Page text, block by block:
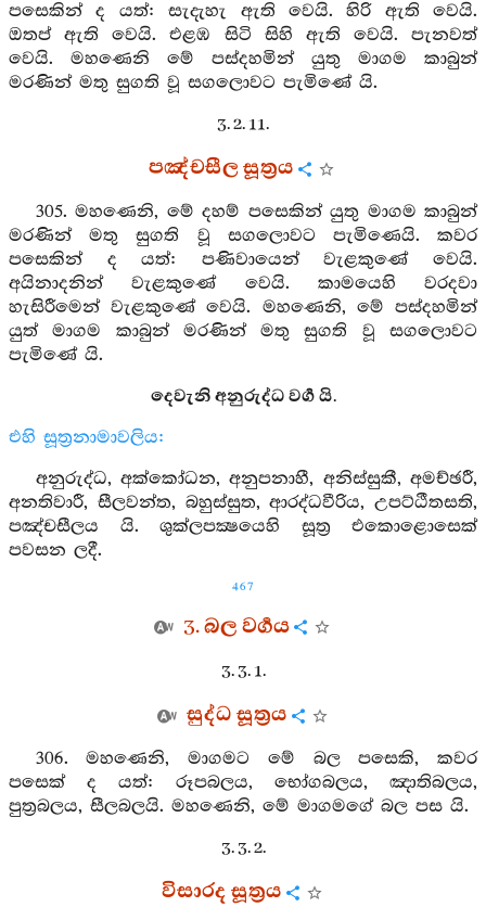
පසෙකින් ද යත්: සැදැහැ ඇති වෙයි. හිරි ඇති වෙයි.
ඔතප් ඇති වෙයි. එළඹ සිටි සිහි ඇති වෙයි. පැනවත්
වෙයි. මහණෙනි මේ පස්දහමින් යුතු මාගම කාබුන්
මරණින් මතු සුගති වූ සගලොවට පැමිණේ යි.
3. 2. 11.
පඤ්චසීල සූත්‍රය
305. මහණෙනි, මේ දහම් පසෙකින් යුතු මාගම කාබුන්
මරණින් මතු සුගති වූ සගලොවට පැමිණෙයි. කවර
පසෙකින් ද යත්: පණිවායෙන් වැළකුණේ වෙයි.
අයිනාදනින් වැළකුණේ වෙයි. කාමයෙහි වරදවා
හැසිරීමෙන් වැළකුණේ වෙයි. මහණෙනි, මේ පස්දහමින්
යුත් මාගම කාබුන් මරණින් මතු සුගති වූ සගලොවට
පැමිණේ යි.
දෙවැනි අනුරුද්ධ වර්‍ග යි.
එහි සූත්‍රනාමාවලිය:
අනුරුද්ධ, අක්කෝධන, අනුපනාහී, අනිස්සුකී, අමච්ඡරී,
අනතිවාරී, සීලවන්ත, බහුස්සුත, ආරද්ධවීරිය, උපට්ඨීතසති,
පඤ්චසීලය යි. ශුක්ලපක්‍ෂයෙහි සූත්‍ර එකොළොසෙක්
පවසන ලදී.
467
3. බල වර්‍ගය
3. 3. 1.
සුද්ධ සූත්‍රය
306. මහණෙනි, මාගමට මේ බල පසෙකි, කවර
පසෙක් ද යත්: රූපබලය, භෝගබලය, ඤාතිබලය,
පුත්‍රබලය, සීලබලයි. මහණෙනි, මේ මාගමගේ බල පස යි.
3. 3. 2.
විසාරද සූත්‍රය